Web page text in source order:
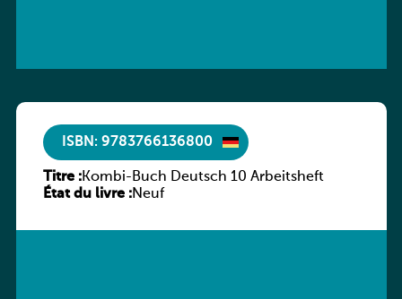
ISBN: 9783766136800
Titre :Kombi-Buch Deutsch 10 Arbeitsheft
État du livre :Neuf